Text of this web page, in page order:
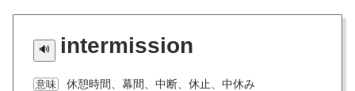
intermission
意味 休憩時間、幕間、中断、休止、中休み